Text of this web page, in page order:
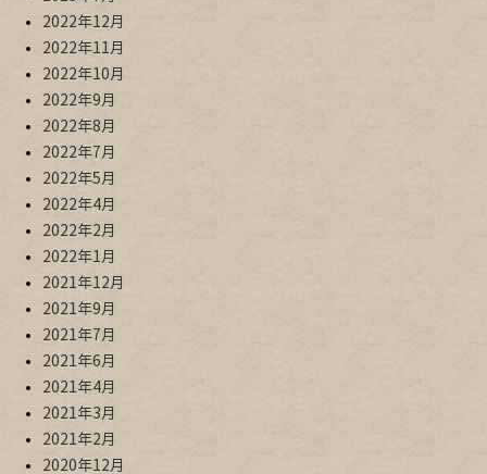
2022年12月
2022年11月
2022年10月
2022年9月
2022年8月
2022年7月
2022年5月
2022年4月
2022年2月
2022年1月
2021年12月
2021年9月
2021年7月
2021年6月
2021年4月
2021年3月
2021年2月
2020年12月